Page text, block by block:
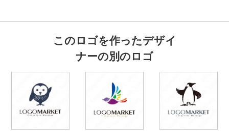
このロゴを作ったデザイ
ナーの別のロゴ